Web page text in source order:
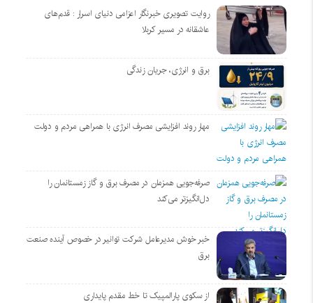
روایت تصویری خبرنگار اعزامی دنیای اسرار : قدم‌های
عاشقانه در مسیر کربلا
برق و انرژی، جریان زندگی
مهار روند افزایشی مصرف انرژی با همراهی مردم و دولت
صرفه‌جویی همزمان در مصرف برق و گاز زمستانمان را
دل‌انگیزتر می‌کند
خبر خوش مدیرعامل شرکت توانیر در خصوص آینده صنعت
برق
از سکوی پارالمپیک تا خط مقدم پایداری